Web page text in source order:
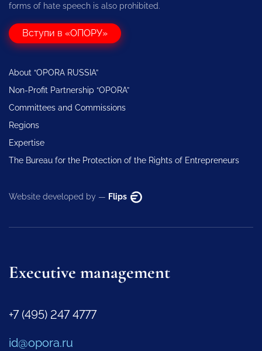
forms of hate speech is also prohibited.
Вступи в «ОПОРУ»
About “OPORA RUSSIA”
Non-Profit Partnership “OPORA”
Committees and Commissions
Regions
Expertise
The Bureau for the Protection of the Rights of Entrepreneurs
Website developed by — Flips
Executive management
+7 (495) 247 4777
id@opora.ru